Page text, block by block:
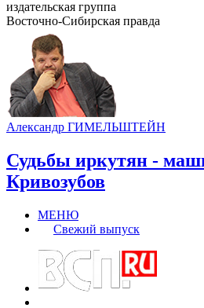
издательская группа
Восточно-Сибирская правда
Александр ГИМЕЛЬШТЕЙН
Судьбы иркутян -
Кривозубов
МЕНЮ
Свежий выпуск